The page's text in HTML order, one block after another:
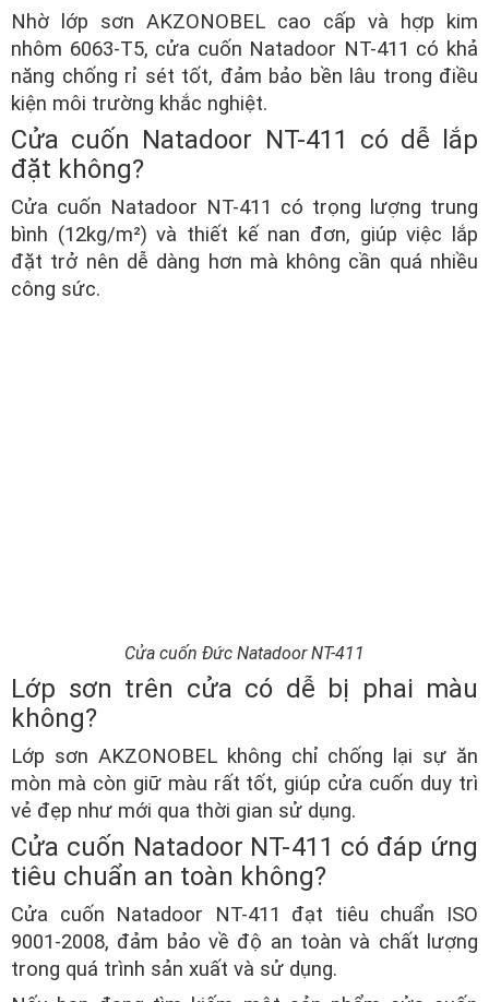
Nhờ lớp sơn AKZONOBEL cao cấp và hợp kim
nhôm 6063-T5, cửa cuốn Natadoor NT-411 có khả
năng chống rỉ sét tốt, đảm bảo bền lâu trong điều
kiện môi trường khắc nghiệt.
Cửa cuốn Natadoor NT-411 có dễ lắp
đặt không?
Cửa cuốn Natadoor NT-411 có trọng lượng trung
bình (12kg/m²) và thiết kế nan đơn, giúp việc lắp
đặt trở nên dễ dàng hơn mà không cần quá nhiều
công sức.
Cửa cuốn Đức Natadoor NT-411
Lớp sơn trên cửa có dễ bị phai màu
không?
Lớp sơn AKZONOBEL không chỉ chống lại sự ăn
mòn mà còn giữ màu rất tốt, giúp cửa cuốn duy trì
vẻ đẹp như mới qua thời gian sử dụng.
Cửa cuốn Natadoor NT-411 có đáp ứng
tiêu chuẩn an toàn không?
Cửa cuốn Natadoor NT-411 đạt tiêu chuẩn ISO
9001-2008, đảm bảo về độ an toàn và chất lượng
trong quá trình sản xuất và sử dụng.